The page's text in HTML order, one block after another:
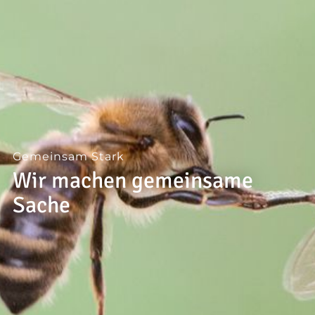
--
Gemeinsam Stark
Wir machen gemeinsame
Sache